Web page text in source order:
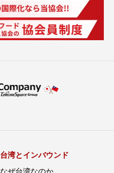
台湾とインバウンド